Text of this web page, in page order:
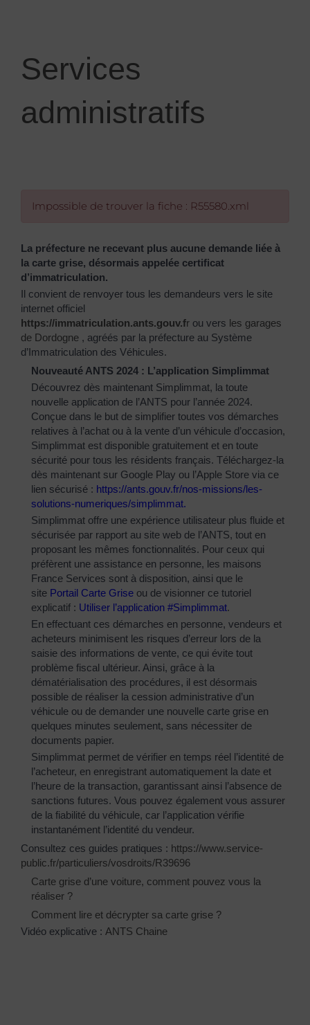
Services
administratifs
Impossible de trouver la fiche : R55580.xml
La préfecture ne recevant plus aucune demande liée à
la carte grise, désormais appelée certificat
d’immatriculation.
Il convient de renvoyer tous les demandeurs vers le site
internet officiel
https://immatriculation.ants.gouv.fr ou vers les garages
de Dordogne , agréés par la préfecture au Système
d’Immatriculation des Véhicules.
Nouveauté ANTS 2024 : L’application Simplimmat
Découvrez dès maintenant Simplimmat, la toute
nouvelle application de l’ANTS pour l’année 2024.
Conçue dans le but de simplifier toutes vos démarches
relatives à l’achat ou à la vente d’un véhicule d’occasion,
Simplimmat est disponible gratuitement et en toute
sécurité pour tous les résidents français. Téléchargez-la
dès maintenant sur Google Play ou l’Apple Store via ce
lien sécurisé : https://ants.gouv.fr/nos-missions/les-
solutions-numeriques/simplimmat.
Simplimmat offre une expérience utilisateur plus fluide et
sécurisée par rapport au site web de l’ANTS, tout en
proposant les mêmes fonctionnalités. Pour ceux qui
préfèrent une assistance en personne, les maisons
France Services sont à disposition, ainsi que le
site Portail Carte Grise ou de visionner ce tutoriel
explicatif : Utiliser l’application #Simplimmat.
En effectuant ces démarches en personne, vendeurs et
acheteurs minimisent les risques d’erreur lors de la
saisie des informations de vente, ce qui évite tout
problème fiscal ultérieur. Ainsi, grâce à la
dématérialisation des procédures, il est désormais
possible de réaliser la cession administrative d’un
véhicule ou de demander une nouvelle carte grise en
quelques minutes seulement, sans nécessiter de
documents papier.
Simplimmat permet de vérifier en temps réel l’identité de
l’acheteur, en enregistrant automatiquement la date et
l’heure de la transaction, garantissant ainsi l’absence de
sanctions futures. Vous pouvez également vous assurer
de la fiabilité du véhicule, car l’application vérifie
instantanément l’identité du vendeur.
Consultez ces guides pratiques : https://www.service-
public.fr/particuliers/vosdroits/R39696
Carte grise d’une voiture, comment pouvez vous la
réaliser ?
Comment lire et décrypter sa carte grise ?
Vidéo explicative : ANTS Chaine